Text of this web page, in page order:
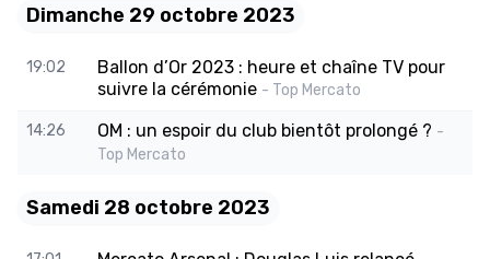
Dimanche 29 octobre 2023
19:02
Ballon d’Or 2023 : heure et chaîne TV pour
suivre la cérémonie - Top Mercato
14:26 OM : un espoir du club bientôt prolongé ? -
Top Mercato
Samedi 28 octobre 2023